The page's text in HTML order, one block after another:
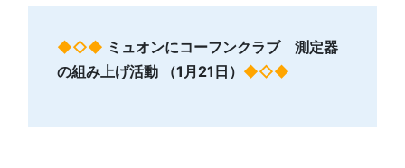
◆◇◆ ミュオンにコーフンクラブ 測定器
の組み上げ活動 （1月21日） ◆◇◆